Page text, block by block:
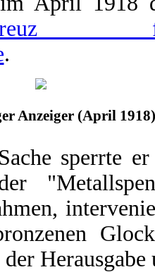
.
Anzeiger (April 1918)
sperrte
Herausgabe